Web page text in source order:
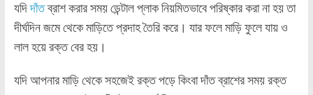
যদিদাঁতব্রাশ করার সময় ডেন্টাল প্লাক নিয়মিতভাবে পরিষ্কার করা না হয় তা
দীর্ঘদিন জমে থেকে মাড়িতে প্রদাহ তৈরি করে। যার ফলে মাড়ি ফুলে যায় ও
লাল হয়ে রক্ত বের হয়।
যদি আপনার মাড়ি থেকে সহজেই রক্ত পড়ে কিংবা দাঁত ব্রাশের সময় রক্ত